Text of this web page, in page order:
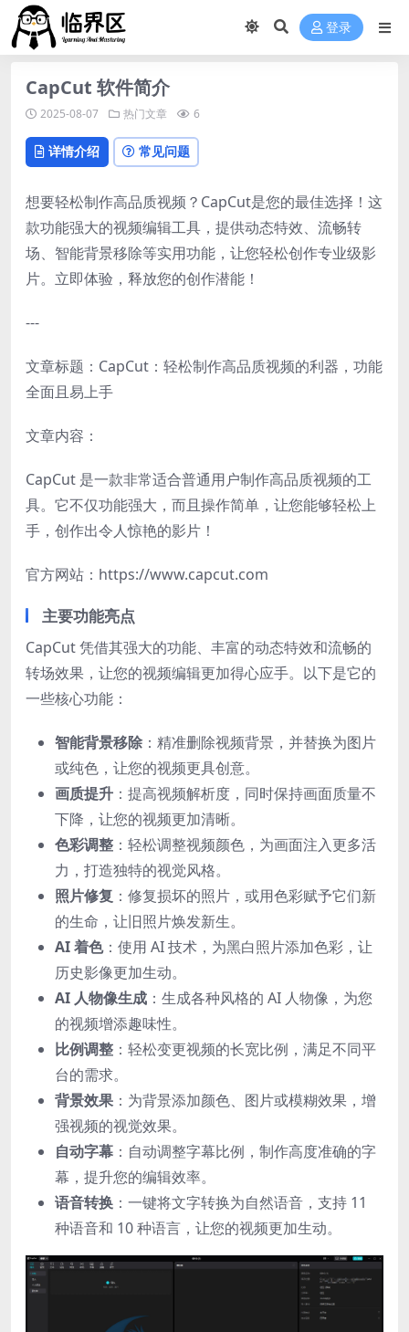
登录
CapCut 软件简介
2025-08-07 热门文章 6
详情介绍 常见问题
想要轻松制作高品质视频？CapCut是您的最佳选择！这
款功能强大的视频编辑工具，提供动态特效、流畅转
场、智能背景移除等实用功能，让您轻松创作专业级影
片。立即体验，释放您的创作潜能！
---
文章标题：CapCut：轻松制作高品质视频的利器，功能
全面且易上手
文章内容：
CapCut 是一款非常适合普通用户制作高品质视频的工
具。它不仅功能强大，而且操作简单，让您能够轻松上
手，创作出令人惊艳的影片！
官方网站：https://www.capcut.com
主要功能亮点
CapCut 凭借其强大的功能、丰富的动态特效和流畅的
转场效果，让您的视频编辑更加得心应手。以下是它的
一些核心功能：
智能背景移除 ：精准删除视频背景，并替换为图片
或纯色，让您的视频更具创意。
画质提升 ：提高视频解析度，同时保持画面质量不
下降，让您的视频更加清晰。
色彩调整 ：轻松调整视频颜色，为画面注入更多活
力，打造独特的视觉风格。
照片修复 ：修复损坏的照片，或用色彩赋予它们新
的生命，让旧照片焕发新生。
AI 着色：使用 AI 技术，为黑白照片添加色彩，让
历史影像更加生动。
AI 人物像生成 ：生成各种风格的 AI 人物像，为您
的视频增添趣味性。
比例调整 ：轻松变更视频的长宽比例，满足不同平
台的需求。
背景效果 ：为背景添加颜色、图片或模糊效果，增
强视频的视觉效果。
自动字幕 ：自动调整字幕比例，制作高度准确的字
幕，提升您的编辑效率。
语音转换 ：一键将文字转换为自然语音，支持 11
种语音和 10 种语言，让您的视频更加生动。